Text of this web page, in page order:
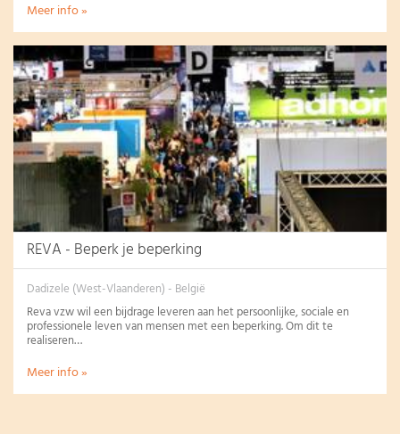
Meer info »
REVA - Beperk je beperking
Dadizele (West-Vlaanderen) - België
Reva vzw wil een bijdrage leveren aan het persoonlijke, sociale en
professionele leven van mensen met een beperking. Om dit te
realiseren…
Meer info »